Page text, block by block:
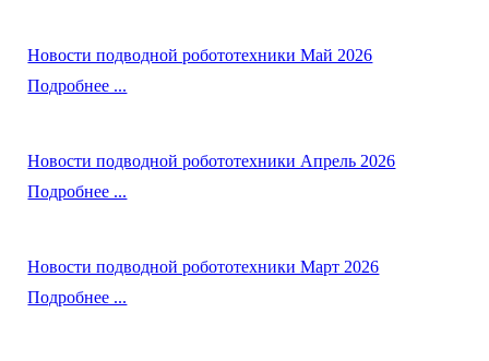
Новости подводной робототехники Май 2026
Подробнее ...
Новости подводной робототехники Апрель 2026
Подробнее ...
Новости подводной робототехники Март 2026
Подробнее ...